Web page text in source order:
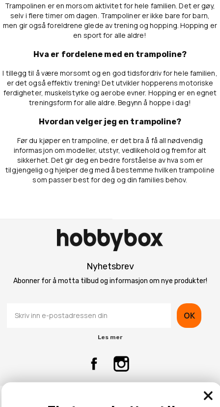
Trampolinen er en morsom aktivitet for hele familien. Det er gøy,
selv i flere timer om dagen. Trampoliner er ikke bare for barn,
men gir også foreldrene glede av trening og hopping. Hopping er
en sport for alle aldre!
Hva er fordelene med en trampoline?
I tillegg til å være morsomt og en god tidsfordriv for hele familien,
er det også effektiv trening! Det utvikler hopperens motoriske
ferdigheter, muskelstyrke og aerobe evner. Hopping er en egnet
treningsform for alle aldre. Begynn å hoppe i dag!
Hvordan velger jeg en trampoline?
Før du kjøper en trampoline, er det bra å få all nødvendig
informasjon om modeller, utstyr, vedlikehold og fremfor alt
sikkerhet. Det gir deg en bedre forståelse av hva som er
tilgjengelig og hjelper deg med å bestemme hvilken trampoline
som passer best for deg og din families behov.
Nyhetsbrev
Abonner for å motta tilbud og informasjon om nye produkter!
OK
Les mer